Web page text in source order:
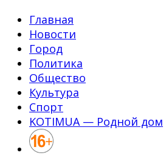
Главная
Новости
Город
Политика
Общество
Культура
Спорт
KOTIMUA — Родной дом